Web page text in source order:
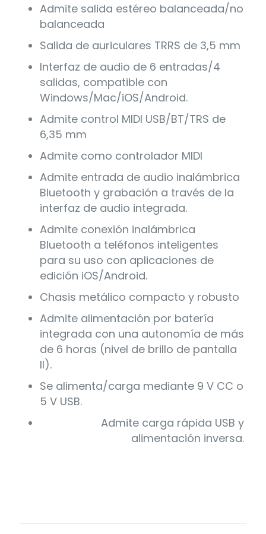
Admite salida estéreo balanceada/no
balanceada
Salida de auriculares TRRS de 3,5 mm
Interfaz de audio de 6 entradas/4
salidas, compatible con
Windows/Mac/iOS/Android.
Admite control MIDI USB/BT/TRS de
6,35 mm
Admite como controlador MIDI
Admite entrada de audio inalámbrica
Bluetooth y grabación a través de la
interfaz de audio integrada.
Admite conexión inalámbrica
Bluetooth a teléfonos inteligentes
para su uso con aplicaciones de
edición iOS/Android.
Chasis metálico compacto y robusto
Admite alimentación por batería
integrada con una autonomía de más
de 6 horas (nivel de brillo de pantalla
II).
Se alimenta/carga mediante 9 V CC o
5 V USB.
Admite carga rápida USB y
alimentación inversa.